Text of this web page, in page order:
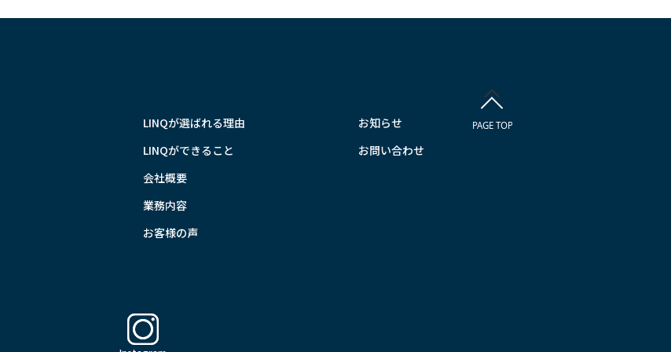
LINQが選ばれる理由
LINQができること
会社概要
業務内容
お客様の声
お知らせ
お問い合わせ